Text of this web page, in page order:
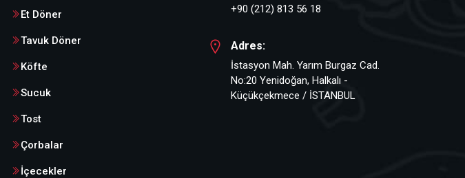
Et Döner
Tavuk Döner
Köfte
Sucuk
Tost
Çorbalar
İçecekler
+90 (212) 813 56 18
Adres:
İstasyon Mah. Yarım Burgaz Cad.
No:20 Yenidoğan, Halkalı -
Küçükçekmece / İSTANBUL